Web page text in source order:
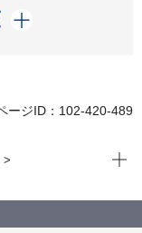
ージID：102-420-489
2023」を開催～
PRします～
現在